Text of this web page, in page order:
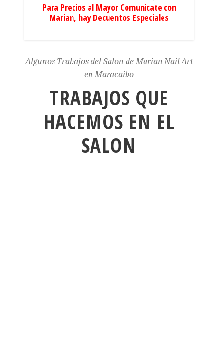
Para Precios al Mayor Comunicate con
Marian, hay Decuentos Especiales
Algunos Trabajos del Salon de Marian Nail Art
en Maracaibo
TRABAJOS QUE
HACEMOS EN EL
SALON